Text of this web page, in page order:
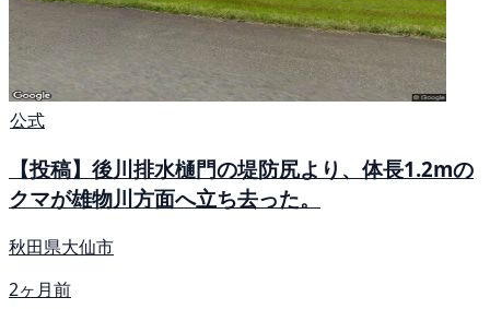
公式
【投稿】後川排水樋門の堤防尻より、体長1.2mの
クマが雄物川方面へ立ち去った。
秋田県大仙市
2ヶ月前